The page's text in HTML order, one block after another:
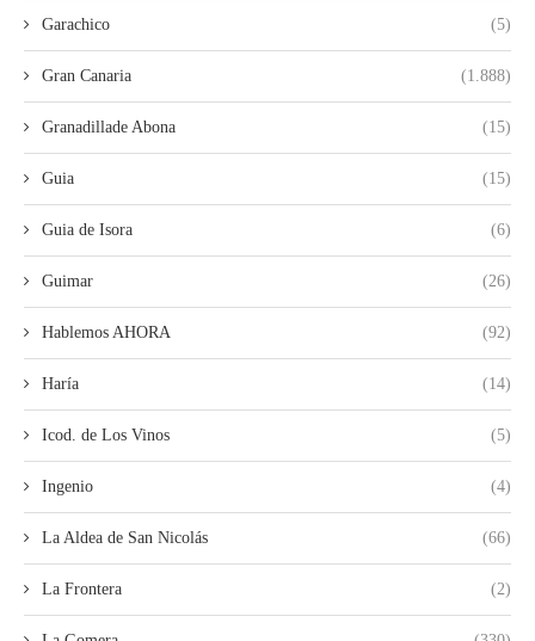
Garachico (5)
Gran Canaria (1.888)
Granadillade Abona (15)
Guia (15)
Guia de Isora (6)
Guimar (26)
Hablemos AHORA (92)
Haría (14)
Icod. de Los Vinos (5)
Ingenio (4)
La Aldea de San Nicolás (66)
La Frontera (2)